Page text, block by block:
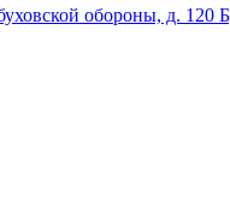
обороны, д. 120